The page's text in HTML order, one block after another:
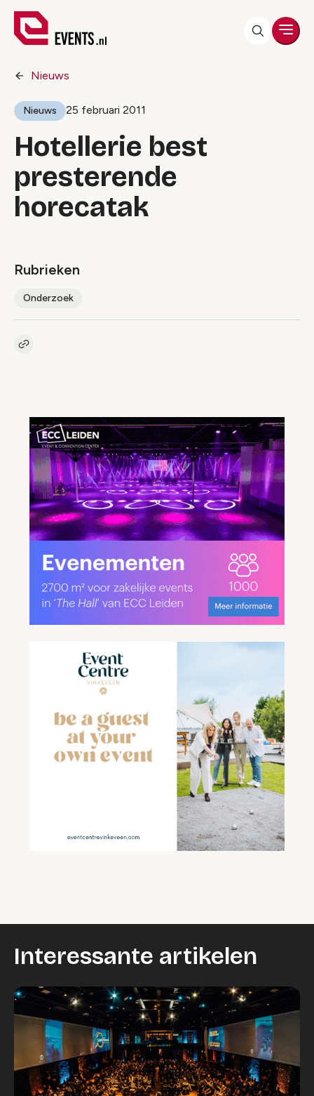
Nieuws
Nieuws 25 februari 2011
Hotellerie best
presterende
horecatak
Rubrieken
Onderzoek
Kopieer link naar artikel
Interessante artikelen